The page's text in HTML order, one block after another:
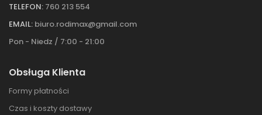
TELEFON: 760 213 554
EMAIL: biuro.rodimax@gmail.com
Pon - Niedz / 7:00 - 21:00
Obsługa Klienta
Formy płatności
Czas i koszty dostawy